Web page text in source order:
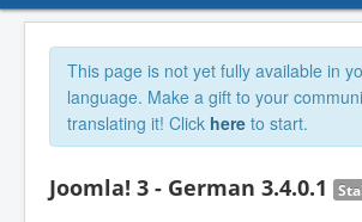
This page is not yet fully available in
language. Make a gift to your
translating it! Click here to start.
Joomla! 3 - German 3.4.0.1